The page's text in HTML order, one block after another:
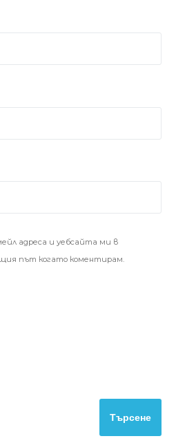
адреса и уебсайта ми в
път когато коментирам.
Търсене